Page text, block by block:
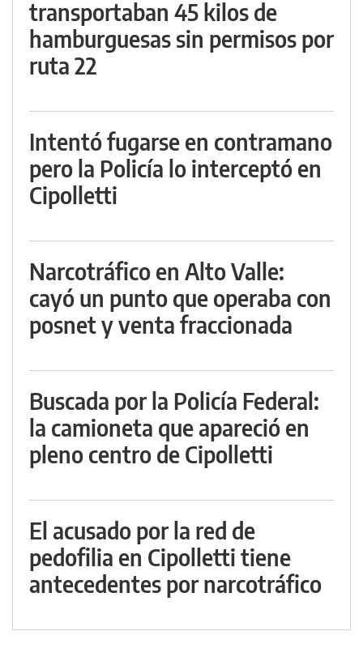
transportaban 45 kilos de
hamburguesas sin permisos por
ruta 22
Intentó fugarse en contramano
pero la Policía lo interceptó en
Cipolletti
Narcotráfico en Alto Valle:
cayó un punto que operaba con
posnet y venta fraccionada
Buscada por la Policía Federal:
la camioneta que apareció en
pleno centro de Cipolletti
El acusado por la red de
pedofilia en Cipolletti tiene
antecedentes por narcotráfico